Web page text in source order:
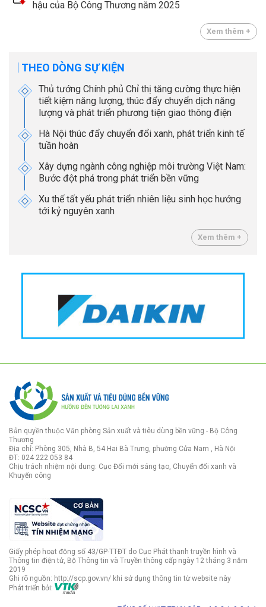
hậu của Bộ Công Thương năm 2025
Xem thêm +
THEO DÒNG SỰ KIỆN
Thủ tướng Chính phủ Chỉ thị tăng cường thực hiện
tiết kiệm năng lượng, thúc đẩy chuyển dịch năng
lượng và phát triển phương tiện giao thông điện
Hà Nội thúc đẩy chuyển đổi xanh, phát triển kinh tế
tuần hoàn
Xây dựng ngành công nghiệp môi trường Việt Nam:
Bước đột phá trong phát triển bền vững
Xu thế tất yếu phát triển nhiên liệu sinh học hướng
tới kỷ nguyên xanh
Xem thêm +
Bản quyền thuộc Văn phòng Sản xuất và tiêu dùng bền vững - Bộ Công
Thương
Địa chỉ: Phòng 305, Nhà B, 54 Hai Bà Trưng, phường Cửa Nam , Hà Nội
ĐT: 024 222 053 84
Chịu trách nhiệm nội dung: Cục Đổi mới sáng tạo, Chuyển đổi xanh và
Khuyến công
Giấy phép hoạt động số 43/GP-TTĐT do Cục Phát thanh truyền hình và
Thông tin điện tử, Bộ Thông tin và Truyền thông cấp ngày 12 tháng 3 năm
2019
Ghi rõ nguồn: http://scp.gov.vn/ khi sử dụng thông tin từ website này
Phát triển bởi: